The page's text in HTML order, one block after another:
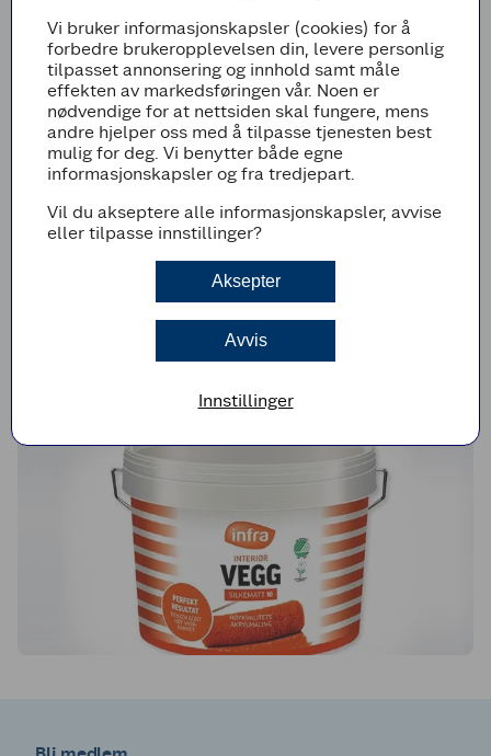
etter maling, beis og utstyr; beregnet til vedlikehold
og oppussing – innendørs som utendørs. Enkel
påføring, varig beskyttelse, brukervennlighet og
smarte løsninger står sentralt i utviklingen av Infra®
produktene.
Infra produkter
Vi leverer både interiørmaling og eksteriørmaling. I tillegg
har vi flere produkter innenfor rengjøring og flere gode
maleverktøy. Se også på vår Frisk Pust serie rettet mot det
Se produktene
Vi bruker informasjonskapsler (cookies) for å
forbedre brukeropplevelsen din, levere personlig
tilpasset annonsering og innhold samt måle
effekten av markedsføringen vår. Noen er
nødvendige for at nettsiden skal fungere, mens
andre hjelper oss med å tilpasse tjenesten best
mulig for deg. Vi benytter både egne
informasjonskapsler og fra tredjepart.
Vil du akseptere alle informasjonskapsler, avvise
eller tilpasse innstillinger?
Aksepter
Avvis
Innstillinger